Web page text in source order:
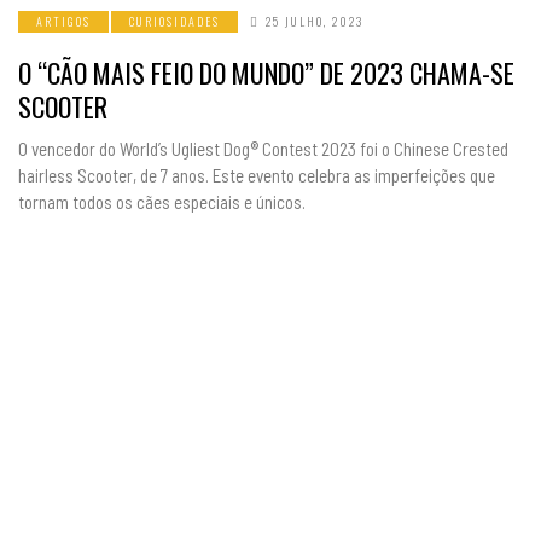
ARTIGOS CURIOSIDADES 25 JULHO, 2023
O “CÃO MAIS FEIO DO MUNDO” DE 2023 CHAMA-SE
SCOOTER
O vencedor do World’s Ugliest Dog® Contest 2023 foi o Chinese Crested
hairless Scooter, de 7 anos. Este evento celebra as imperfeições que
tornam todos os cães especiais e únicos.